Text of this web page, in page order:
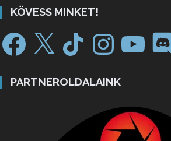
KÖVESS MINKET!
PARTNEROLDALAINK